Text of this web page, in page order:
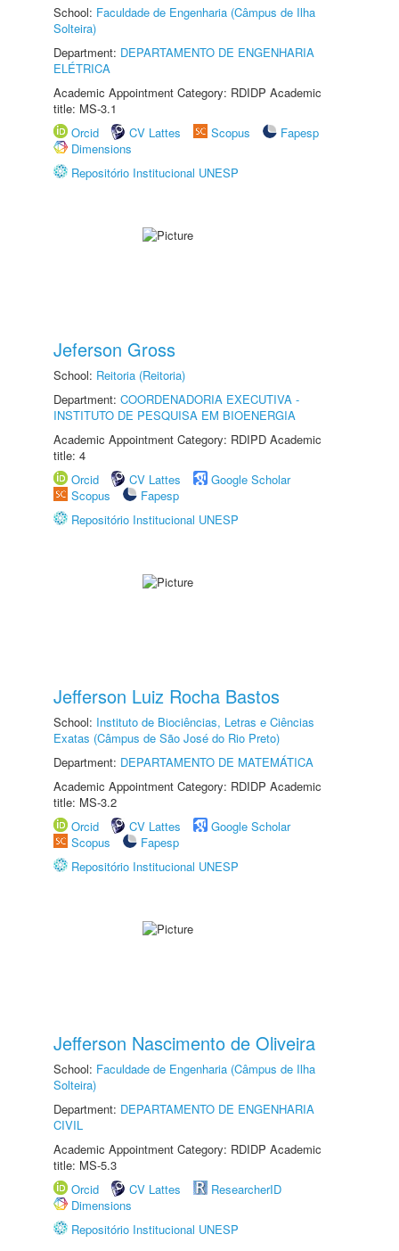
School: Faculdade de Engenharia (Câmpus de Ilha
Solteira)
Department: DEPARTAMENTO DE ENGENHARIA
ELÉTRICA
Academic Appointment Category: RDIDP Academic
title: MS-3.1
Orcid
CV Lattes Scopus
Fapesp
Dimensions
Repositório Institucional UNESP
Jeferson Gross
School: Reitoria (Reitoria)
Department: COORDENADORIA EXECUTIVA -
INSTITUTO DE PESQUISA EM BIOENERGIA
Academic Appointment Category: RDIPD Academic
title: 4
Orcid
CV Lattes
Google Scholar
Scopus
Fapesp
Repositório Institucional UNESP
Jefferson Luiz Rocha Bastos
School: Instituto de Biociências, Letras e Ciências
Exatas (Câmpus de São José do Rio Preto)
Department: DEPARTAMENTO DE MATEMÁTICA
Academic Appointment Category: RDIDP Academic
title: MS-3.2
Orcid
CV Lattes
Google Scholar
Scopus
Fapesp
Repositório Institucional UNESP
Jefferson Nascimento de Oliveira
School: Faculdade de Engenharia (Câmpus de Ilha
Solteira)
Department: DEPARTAMENTO DE ENGENHARIA
CIVIL
Academic Appointment Category: RDIDP Academic
title: MS-5.3
Orcid
CV Lattes
ResearcherID
Dimensions
Repositório Institucional UNESP